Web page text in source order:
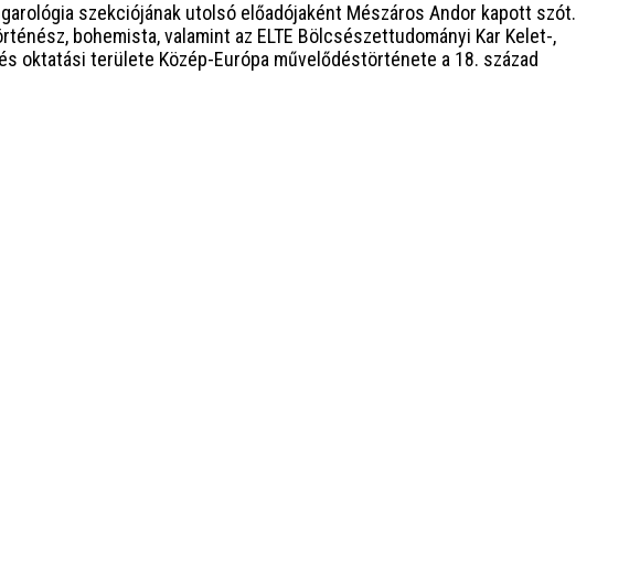
szekciójának utolsó előadójaként Mészáros Andor kapott szót.
bohemista, valamint az ELTE Bölcsészettudományi Kar Kelet-,
oktatási területe Közép-Európa művelődéstörténete a 18. század